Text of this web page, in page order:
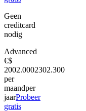
Geen
creditcard
nodig
Advanced
€$
2002.0002302.300
per
maandper
jaarProbeer
gratis